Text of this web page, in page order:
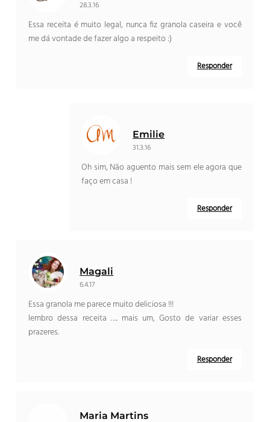
28.3.16
Essa receita é muito legal, nunca fiz granola caseira e você
me dá vontade de fazer algo a respeito :)
Responder
Emilie
31.3.16
Oh sim, Não aguento mais sem ele agora que
faço em casa !
Responder
Magali
6.4.17
Essa granola me parece muito deliciosa !!!
lembro dessa receita …. mais um, Gosto de variar esses
prazeres.
Responder
Maria Martins